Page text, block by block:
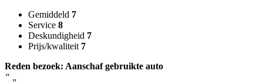
Gemiddeld 7
Service 8
Deskundigheid 7
Prijs/kwaliteit 7
Reden bezoek: Aanschaf gebruikte auto
“